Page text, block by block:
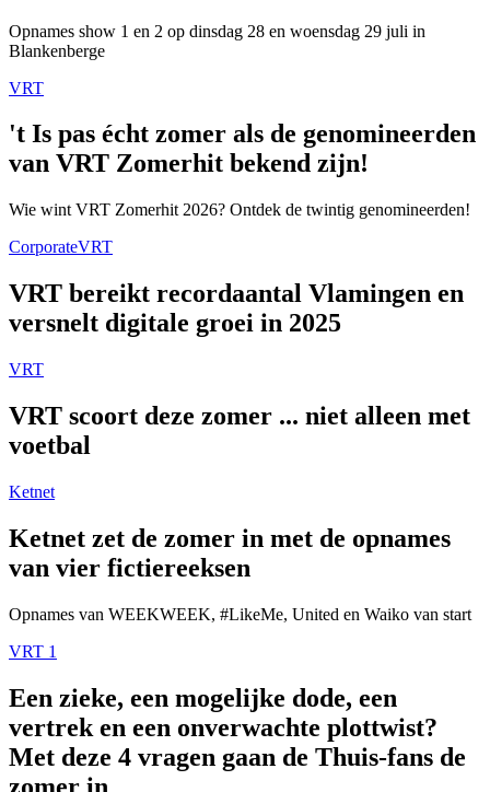
Opnames show 1 en 2 op dinsdag 28 en woensdag 29 juli in
Blankenberge
VRT
't Is pas écht zomer als de genomineerden
van VRT Zomerhit bekend zijn!
Wie wint VRT Zomerhit 2026? Ontdek de twintig genomineerden!
CorporateVRT
VRT bereikt recordaantal Vlamingen en
versnelt digitale groei in 2025
VRT
VRT scoort deze zomer ... niet alleen met
voetbal
Ketnet
Ketnet zet de zomer in met de opnames
van vier fictiereeksen
Opnames van WEEKWEEK, #LikeMe, United en Waiko van start
VRT 1
Een zieke, een mogelijke dode, een
vertrek en een onverwachte plottwist?
Met deze 4 vragen gaan de Thuis-fans de
zomer in